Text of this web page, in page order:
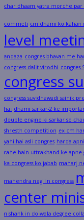
char dhaam yatra morche par
commeti cm dhami ko kahan
level
andaza congres bhavan me
congress dalit virodhi congres
congress
congress suvidhawadi sainik
hai dhami sarkar-2 ke
double engine ki sarkar se
shresth competition ex cm
yahi hai asli congres harda
rahe hain uttrakhand ke apne
ka congress ko jabab maharj
mahendra negi in congress
center
nishank in doiwala degree